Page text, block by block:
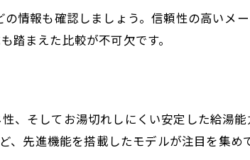
エコキュート選びの失敗事例に学ぶ
能から見る給湯器の選択ポイント
換業者を比較して後悔しない選び方
換業者の評判と選定基準を紹介
情報も確認しましょう。信頼性の高いメ
踏まえた比較が不可欠です。
、そしてお湯切れしにくい安定した給湯
先進機能を搭載したモデルが注目を集め